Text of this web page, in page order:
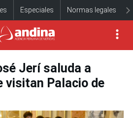
Especiales Normas legales
Jerí saluda a
visitan Palacio de